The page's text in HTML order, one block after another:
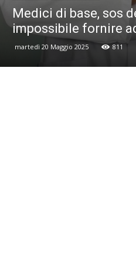
Medici di base, sos
impossibile fornire
martedì 20 Maggio 2025 811